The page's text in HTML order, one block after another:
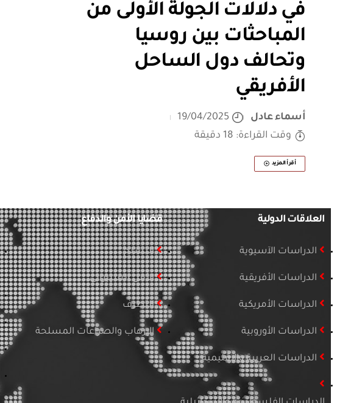
في دلالات الجولة الأولى من
المباحثات بين روسيا
وتحالف دول الساحل
الأفريقي
أسماء عادل
19/04/2025
وقت القراءة: 18 دقيقة
أقرأ المزيد
العلاقات الدولية
الدراسات الآسيوية
الدراسات الأفريقية
الدراسات الأمريكية
الدراسات الأوروبية
الدراسات العربية والإقليمية
قضايا الأمن والدفاع
التسلح
الأمن السيبراني
التطرف
الإرهاب والصراعات المسلحة